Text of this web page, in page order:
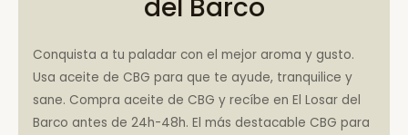
del Barco
Conquista a tu paladar con el mejor aroma y gusto.
Usa aceite de CBG para que te ayude, tranquilice y
sane. Compra aceite de CBG y recíbe en El Losar del
Barco antes de 24h-48h. El más destacable CBG para